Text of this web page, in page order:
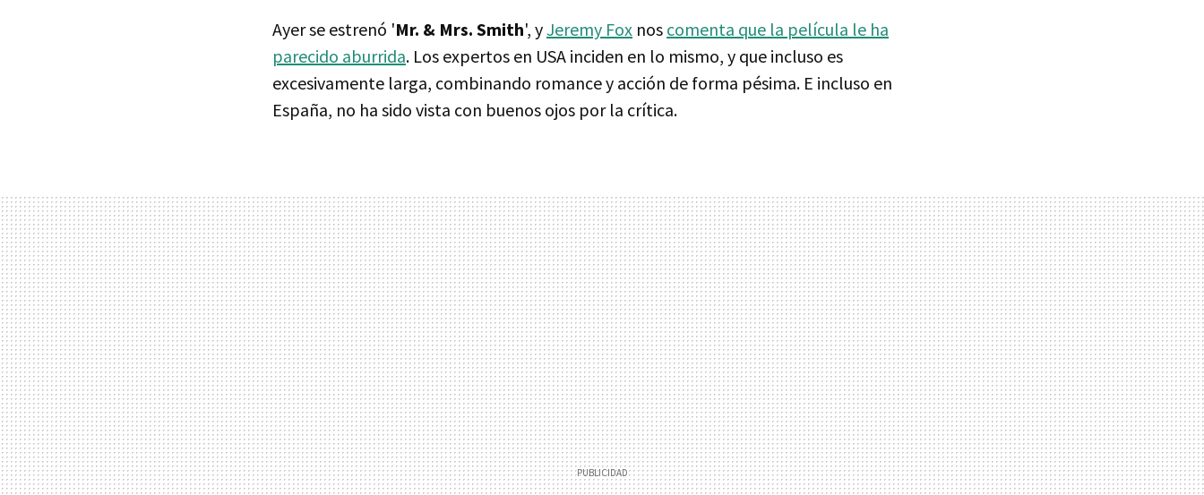
Ayer se estrenó 'Mr. & Mrs. Smith', yJeremy Fox nos comenta que la película le ha
parecido aburrida. Los expertos en USA inciden en lo mismo, y que incluso es
excesivamente larga, combinando romance y acción de forma pésima. E incluso en
España, no ha sido vista con buenos ojos por la crítica.